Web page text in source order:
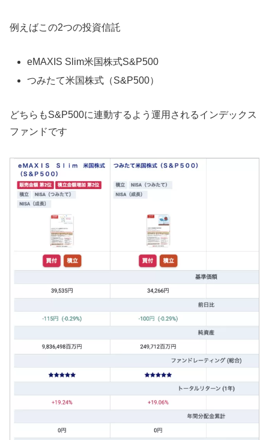
例えばこの2つの投資信託
eMAXIS Slim米国株式S&P500
つみたて米国株式（S&P500）
どちらもS&P500に連動するよう運用されるインデックス
ファンドです